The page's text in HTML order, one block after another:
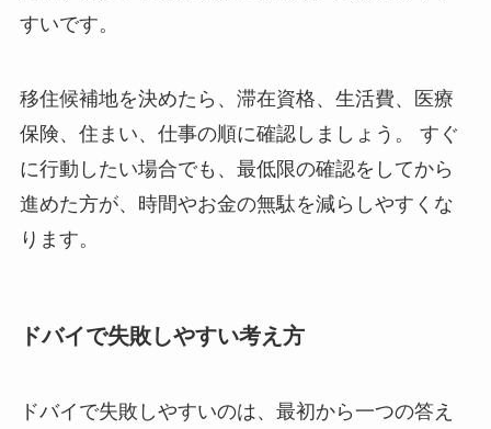
すいです。
移住候補地を決めたら、滞在資格、生活費、医療
保険、住まい、仕事の順に確認しましょう。 すぐ
に行動したい場合でも、最低限の確認をしてから
進めた方が、時間やお金の無駄を減らしやすくな
ります。
ドバイで失敗しやすい考え方
ドバイで失敗しやすいのは、最初から一つの答え